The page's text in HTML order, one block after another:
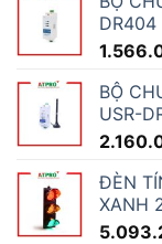
DR404
BỘ
USR-
ĐÈN
XANH